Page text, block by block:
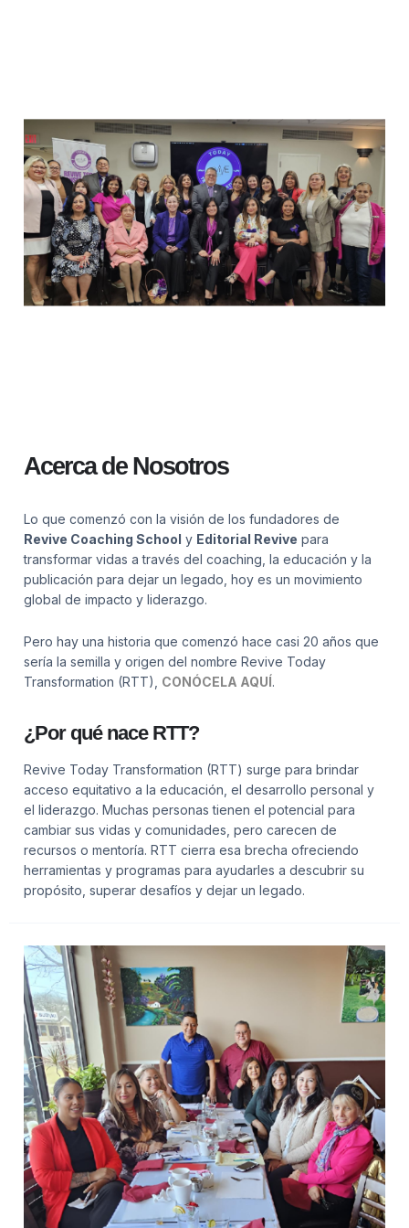
Acerca de Nosotros
Lo que comenzó con la visión de los fundadores de
Revive Coaching School y Editorial Revive para
transformar vidas a través del coaching, la educación y la
publicación para dejar un legado, hoy es un movimiento
global de impacto y liderazgo.
Pero hay una historia que comenzó hace casi 20 años que
sería la semilla y origen del nombre Revive Today
Transformation (RTT), CONÓCELA AQUÍ.
¿Por qué nace RTT?
Revive Today Transformation (RTT) surge para brindar
acceso equitativo a la educación, el desarrollo personal y
el liderazgo. Muchas personas tienen el potencial para
cambiar sus vidas y comunidades, pero carecen de
recursos o mentoría. RTT cierra esa brecha ofreciendo
herramientas y programas para ayudarles a descubrir su
propósito, superar desafíos y dejar un legado.